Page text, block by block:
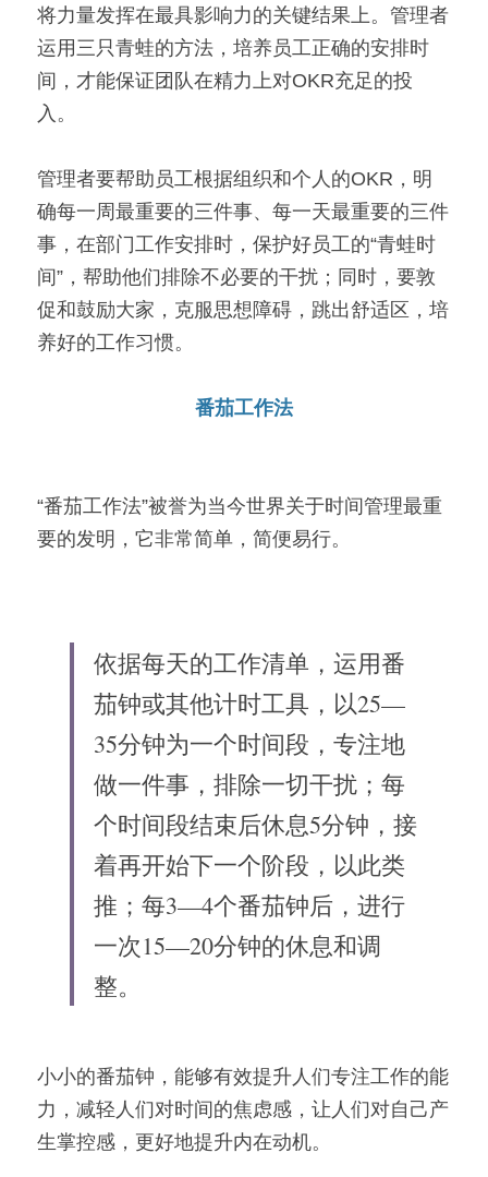
将力量发挥在最具影响力的关键结果上。管理者
运用三只青蛙的方法，培养员工正确的安排时
间，才能保证团队在精力上对OKR充足的投
入。
管理者要帮助员工根据组织和个人的OKR，明
确每一周最重要的三件事、每一天最重要的三件
事，在部门工作安排时，保护好员工的“青蛙时
间”，帮助他们排除不必要的干扰；同时，要敦
促和鼓励大家，克服思想障碍，跳出舒适区，培
养好的工作习惯。
番茄工作法
“番茄工作法”被誉为当今世界关于时间管理最重
要的发明，它非常简单，简便易行。
依据每天的工作清单，运用番
茄钟或其他计时工具，以25—
35分钟为一个时间段，专注地
做一件事，排除一切干扰；每
个时间段结束后休息5分钟，接
着再开始下一个阶段，以此类
推；每3—4个番茄钟后，进行
一次15—20分钟的休息和调
整。
小小的番茄钟，能够有效提升人们专注工作的能
力，减轻人们对时间的焦虑感，让人们对自己产
生掌控感，更好地提升内在动机。